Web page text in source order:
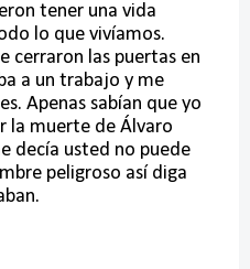
tener una vida
lo que vivíamos.
cerraron las puertas en
a un trabajo y me
Apenas sabían que yo
la muerte de Álvaro
decía usted no puede
peligroso así diga